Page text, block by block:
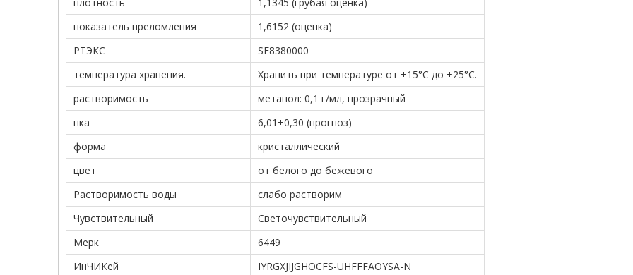
показатель преломления
1,6152 (оценка)
РТЭКС
SF8380000
температура хранения.
Хранить при температуре от +15°С до +25°С.
растворимость
метанол: 0,1 г/мл, прозрачный
пка
6,01±0,30 (прогноз)
форма
кристаллический
цвет
от белого до бежевого
Растворимость воды
слабо растворим
Чувствительный
Светочувствительный
Мерк
6449
ИнЧИКей
IYRGXJIJGHOCFS-UHFFFAOYSA-N